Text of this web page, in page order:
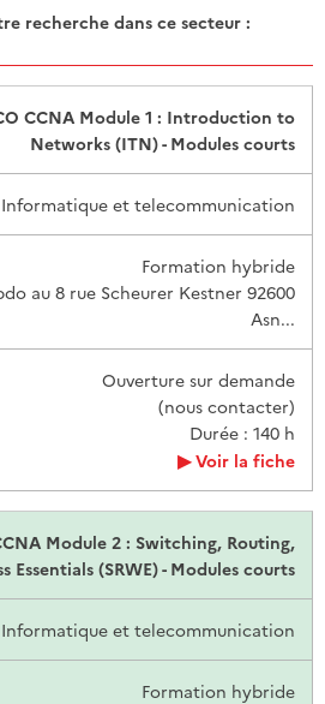
recherche dans ce secteur :
Lieu
Date -
Durée
CCNA Module 1 : Introduction to
Networks (ITN) - Modules courts
et telecommunication
Formation hybride
au 8 rue Scheurer Kestner 92600
Asn...
Ouverture sur demande
(nous contacter)
Durée : 140 h
Voir la fiche
Module 2 : Switching, Routing,
Essentials (SRWE) - Modules courts
et telecommunication
Formation hybride